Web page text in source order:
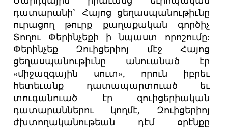
դատարանի` Հայոց ցեղասպանութիւնը
ուրացող թուրք քաղաքական գործիչ
Տողու Փերինչեքի ի նպաստ որոշումը:
Փերինչեք Զուիցերիոյ մէջ Հայոց
ցեղասպանութիւնը անուանած էր
«միջազգային սուտ», որուն իբրեւ
հետեւանք դատապարտուած եւ
տուգանուած էր զուիցերիական
դատարաններու կողմէ, Զուիցերիոյ
ժխտողականութեան դէմ օրէնքը